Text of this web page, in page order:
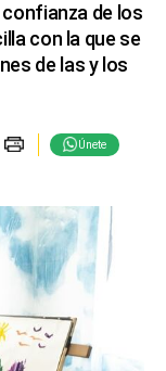
de los
con la que se
de las y los
Únete